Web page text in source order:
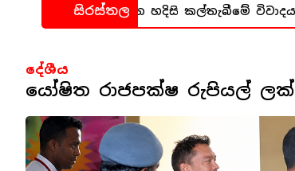
සිරස්තල
සිද්ධිය ගැන හදිසි කල්තැබීමේ විවාදයක්
දේශීය
යෝෂිත රාජපක්ෂ රුපියල්